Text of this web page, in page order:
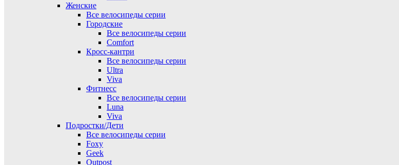
Женские
Все велосипеды серии
Городские
Все велосипеды серии
Comfort
Кросс-кантри
Все велосипеды серии
Ultra
Viva
Фитнесс
Все велосипеды серии
Luna
Viva
Подростки/Дети
Все велосипеды серии
Foxy
Geek
Outpost